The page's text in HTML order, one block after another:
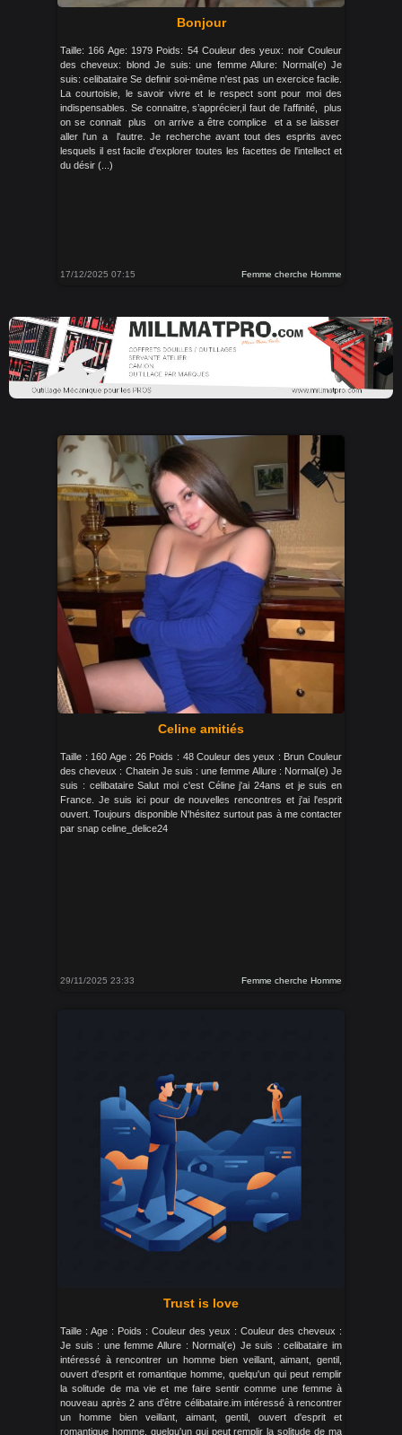
Bonjour
Taille: 166 Age: 1979 Poids: 54 Couleur des yeux: noir Couleur
des cheveux: blond Je suis: une femme Allure: Normal(e) Je
suis: celibataire Se definir soi-même n'est pas un exercice facile.
La courtoisie, le savoir vivre et le respect sont pour moi des
indispensables. Se connaitre, s’apprécier,il faut de l'affinité, plus
on se connait plus on arrive a être complice et a se laisser
aller l'un a l'autre. Je recherche avant tout des esprits avec
lesquels il est facile d'explorer toutes les facettes de l'intellect et
du désir (...)
17/12/2025 07:15 Femme cherche Homme
Celine amitiés
Taille : 160 Age : 26 Poids : 48 Couleur des yeux : Brun Couleur
des cheveux : Chatein Je suis : une femme Allure : Normal(e) Je
suis : celibataire Salut moi c'est Céline j'ai 24ans et je suis en
France. Je suis ici pour de nouvelles rencontres et j'ai l'esprit
ouvert. Toujours disponible N'hésitez surtout pas à me contacter
par snap celine_delice24
29/11/2025 23:33 Femme cherche Homme
Trust is love
Taille : Age : Poids : Couleur des yeux : Couleur des cheveux :
Je suis : une femme Allure : Normal(e) Je suis : celibataire im
intéressé à rencontrer un homme bien veillant, aimant, gentil,
ouvert d'esprit et romantique homme, quelqu'un qui peut remplir
la solitude de ma vie et me faire sentir comme une femme à
nouveau après 2 ans d'être célibataire.im intéressé à rencontrer
un homme bien veillant, aimant, gentil, ouvert d'esprit et
romantique homme, quelqu'un qui peut remplir la solitude de ma